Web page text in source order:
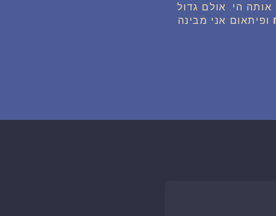
הי. אולם גדול
ופיתאום אני מבינה